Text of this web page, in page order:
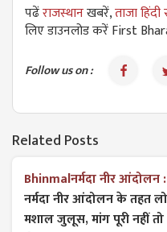
पढेंराजस्थानखबरें,ताजा
लिए डाउनलोड करें First
Follow us on :
Related Posts
Bhinmalनर्मदा नीर आंदोलन :
नर्मदा नीर आंदोलन के तहत
मशाल जुलूस, मांग पूरी नहीं